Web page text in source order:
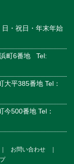
・祝日・年末年始
町6番地 Tel:
平385番地 Tel：
500番地 Tel：
｜ お問い合わせ
｜